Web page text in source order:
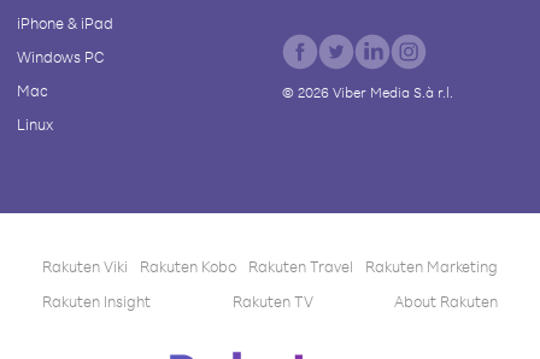
iPhone & iPad
Windows PC
Mac
Linux
© 2026Viber Media S.à r.l.
Rakuten Viki Rakuten Kobo Rakuten Travel
Rakuten Marketing
Rakuten Insight
Rakuten TV About Rakuten